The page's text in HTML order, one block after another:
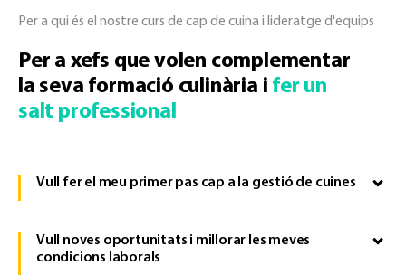
Per a qui és el nostre curs de cap de cuina i lideratge d'equips
Per a xefs que volen complementar
la seva formació culinària i fer un
salt professional
Vull fer el meu primer pas cap a la gestió de cuines
Vull noves oportunitats i millorar les meves
condicions laborals